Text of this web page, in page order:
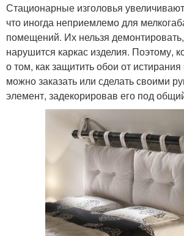
Стационарные изголовья
что иногда неприемлемо для
помещений. Их нельзя демонтировать,
нарушится каркас изделия. Поэтому,
о том, как защитить обои от истирания
можно заказать или сделать своими
элемент, задекорировав его под